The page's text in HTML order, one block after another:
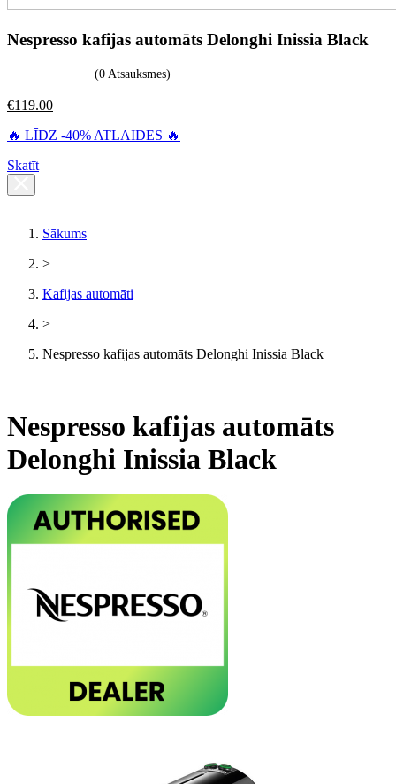
Nespresso kafijas automāts Delonghi Inissia Black
(0 Atsauksmes)
€119.00
🔥 LĪDZ -40% ATLAIDES 🔥
Skatīt
Sākums
>
Kafijas automāti
>
Nespresso kafijas automāts Delonghi Inissia Black
Nespresso kafijas automāts
Delonghi Inissia Black